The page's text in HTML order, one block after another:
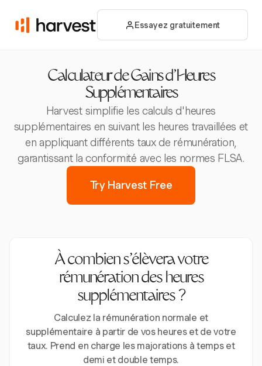
Essayez gratuitement
Calculateur de Gains d'Heures
Supplémentaires
Harvest simplifie les calculs d'heures
supplémentaires en suivant les heures travaillées et
en appliquant différents taux de rémunération,
garantissant la conformité avec les normes FLSA.
Try Harvest Free
À combien s’élèvera votre
rémunération des heures
supplémentaires ?
Calculez la rémunération normale et
supplémentaire à partir de vos heures et de votre
taux. Prend en charge les majorations à temps et
demi et double temps.